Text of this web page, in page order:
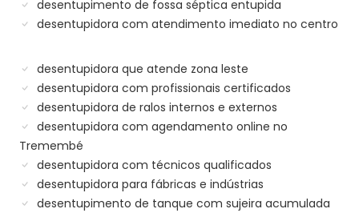
desentupimento de fossa séptica entupida
desentupidora com atendimento imediato no centro
desentupidora que atende zona leste
desentupidora com profissionais certificados
desentupidora de ralos internos e externos
desentupidora com agendamento online no
Tremembé
desentupidora com técnicos qualificados
desentupidora para fábricas e indústrias
desentupimento de tanque com sujeira acumulada